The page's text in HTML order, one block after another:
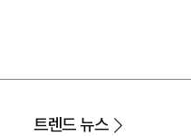
트렌드 뉴스